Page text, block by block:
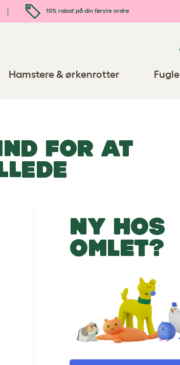
10% rabat på din første ordre
Hamstere & ørkenrotter Fugle
FOR AT
NY HOS
OMLET?